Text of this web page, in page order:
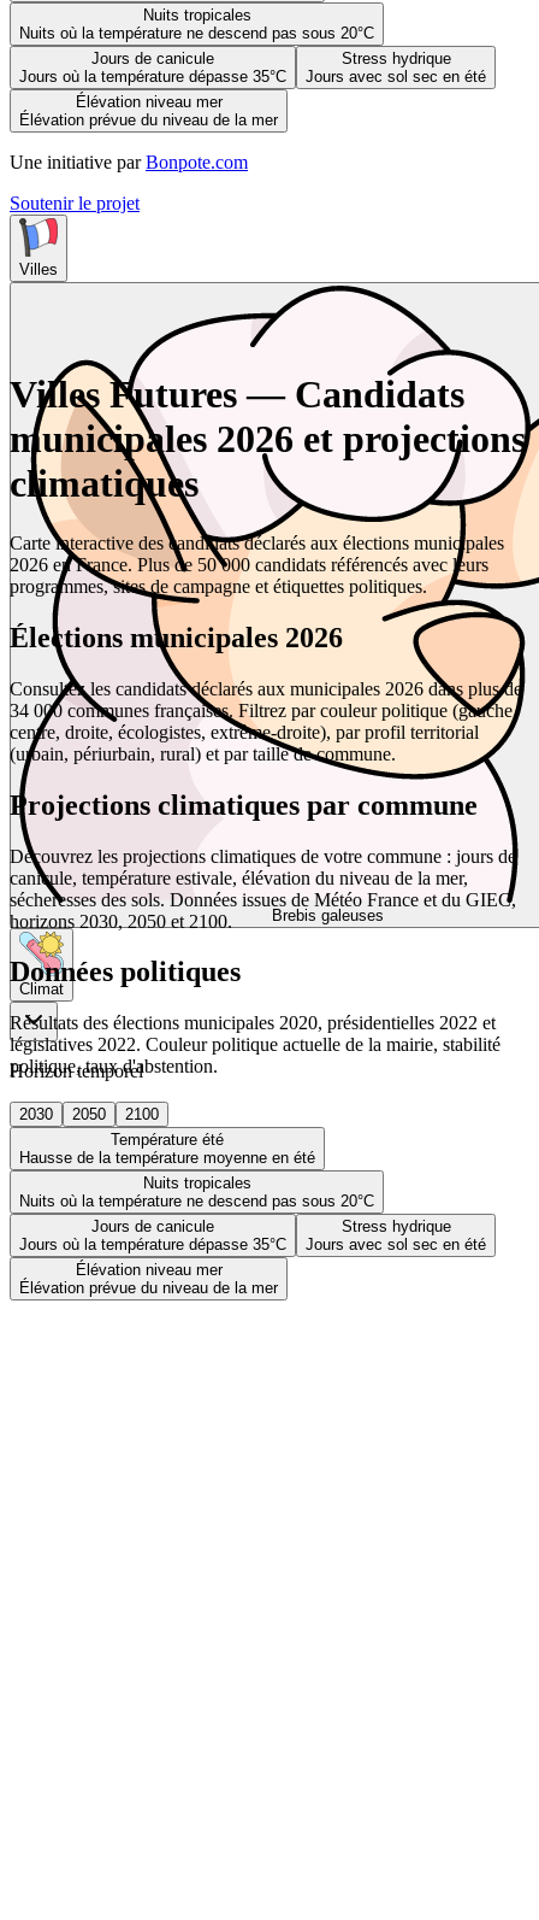
Nuits tropicales
Nuits où la température ne descend pas sous 20°C
Jours de canicule
Jours où la température dépasse 35°C
Stress hydrique
Jours avec sol sec en été
Élévation niveau mer
Élévation prévue du niveau de la mer
Une initiative par Bonpote.com
Soutenir le projet
Villes
Brebis galeuses
Climat
Horizon temporel
2030 2050
2100
Température été
Hausse de la température moyenne en été
Nuits tropicales
Nuits où la température ne descend pas sous 20°C
Jours de canicule
Jours où la température dépasse 35°C
Stress hydrique
Jours avec sol sec en été
Élévation niveau mer
Élévation prévue du niveau de la mer
Villes Futures — Candidats
municipales 2026 et projections
climatiques
Carte interactive des candidats déclarés aux élections municipales
2026 en France. Plus de 50 000 candidats référencés avec leurs
programmes, sites de campagne et étiquettes politiques.
Élections municipales 2026
Consultez les candidats déclarés aux municipales 2026 dans plus de
34 000 communes françaises. Filtrez par couleur politique (gauche,
centre, droite, écologistes, extrême-droite), par profil territorial
(urbain, périurbain, rural) et par taille de commune.
Projections climatiques par commune
Découvrez les projections climatiques de votre commune : jours de
canicule, température estivale, élévation du niveau de la mer,
sécheresses des sols. Données issues de Météo France et du GIEC,
horizons 2030, 2050 et 2100.
Données politiques
Résultats des élections municipales 2020, présidentielles 2022 et
législatives 2022. Couleur politique actuelle de la mairie, stabilité
politique, taux d'abstention.